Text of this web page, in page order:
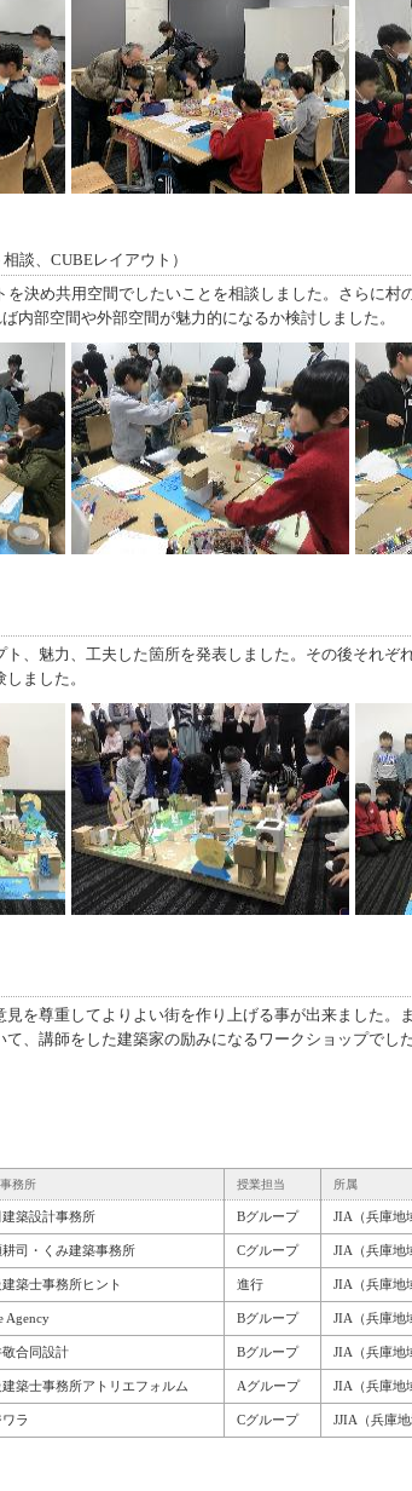
談、CUBEレイアウト）
を決め共用空間でしたいことを相談しました。さらに村
内部空間や外部空間が魅力的になるか検討しました。
、魅力、工夫した箇所を発表しました。その後それぞ
ました。
見を尊重してよりよい街を作り上げる事が出来ました。
、講師をした建築家の励みになるワークショップでした
務所 授業担当 所属
建築設計事務所 Bグループ JIA（兵庫地
耕司・くみ建築事務所 Cグループ JIA（兵庫地
築士事務所ヒント 進行 JIA（兵庫地
Agency Bグループ JIA（兵庫地
敬合同設計 Bグループ JIA（兵庫地
築士事務所アトリエフォルム Aグループ JIA（兵庫地
ラ Cグループ JJIA（兵庫